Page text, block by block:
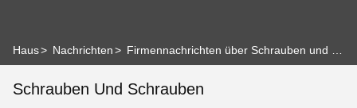
Haus> Nachrichten>
Schrauben Und Schrauben